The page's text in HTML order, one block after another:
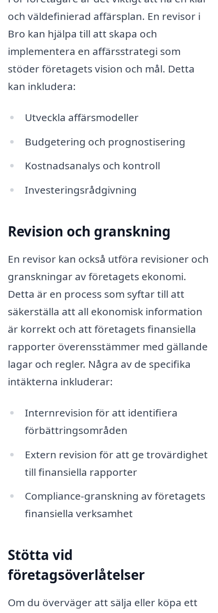
och väldefinierad affärsplan. En revisor i
Bro kan hjälpa till att skapa och
implementera en affärsstrategi som
stöder företagets vision och mål. Detta
kan inkludera:
Utveckla affärsmodeller
Budgetering och prognostisering
Kostnadsanalys och kontroll
Investeringsrådgivning
Revision och granskning
En revisor kan också utföra revisioner och
granskningar av företagets ekonomi.
Detta är en process som syftar till att
säkerställa att all ekonomisk information
är korrekt och att företagets finansiella
rapporter överensstämmer med gällande
lagar och regler. Några av de specifika
intäkterna inkluderar:
Internrevision för att identifiera
förbättringsområden
Extern revision för att ge trovärdighet
till finansiella rapporter
Compliance-granskning av företagets
finansiella verksamhet
Stötta vid
företagsöverlåtelser
Om du överväger att sälja eller köpa ett